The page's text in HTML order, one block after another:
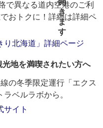
で異なる道内空港のご利
おトクに！詳細は詳細ペ
り北海道」詳細ページ
地を満喫されたい方へ
の冬季限定運行「エクス
ベルラボから。
サイト